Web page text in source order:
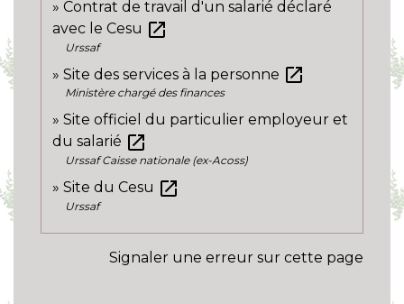
Contrat de travail d'un salarié déclaré
avec le Cesu open_in_new
Urssaf
Site des services à la personne open_in_new
Ministère chargé des finances
Site officiel du particulier employeur et
du salarié open_in_new
Urssaf Caisse nationale (ex-Acoss)
Site du Cesu open_in_new
Urssaf
Signaler une erreur sur cette page